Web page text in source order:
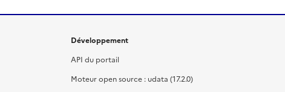
Développement
API du portail
Moteur open source : udata (17.2.0)